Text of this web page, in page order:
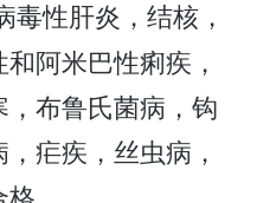
毒性肝炎，结核，
阿米巴性痢疾，
布鲁氏菌病，钩
疟疾，丝虫病，
。